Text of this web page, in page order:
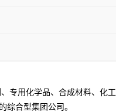
专用化学品、合成材料、化
综合型集团公司。